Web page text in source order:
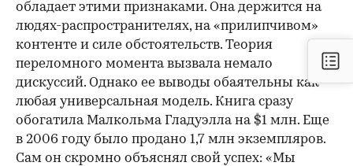
обладает этими признаками. Она держится на
людях-распространителях, на «прилипчивом»
контенте и силе обстоятельств. Теория
переломного момента вызвала немало
дискуссий. Однако ее выводы обаятельны как
любая универсальная модель. Книга сразу
обогатила Малкольма Гладуэлла на $1 млн. Еще
в 2006 году было продано 1,7 млн экземпляров.
Сам он скромно объяснял свой успех: «Мы